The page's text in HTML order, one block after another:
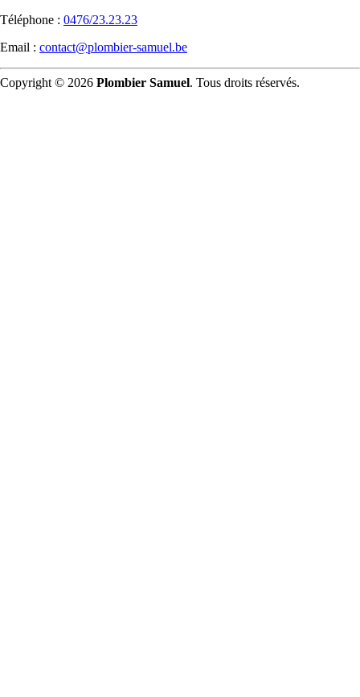
Téléphone : 0476/23.23.23
Email : contact@plombier-samuel.be
Copyright © 2026 Plombier Samuel. Tous droits réservés.